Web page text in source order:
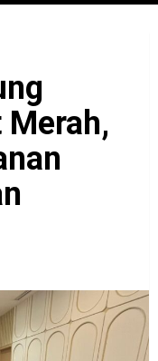
Merah,